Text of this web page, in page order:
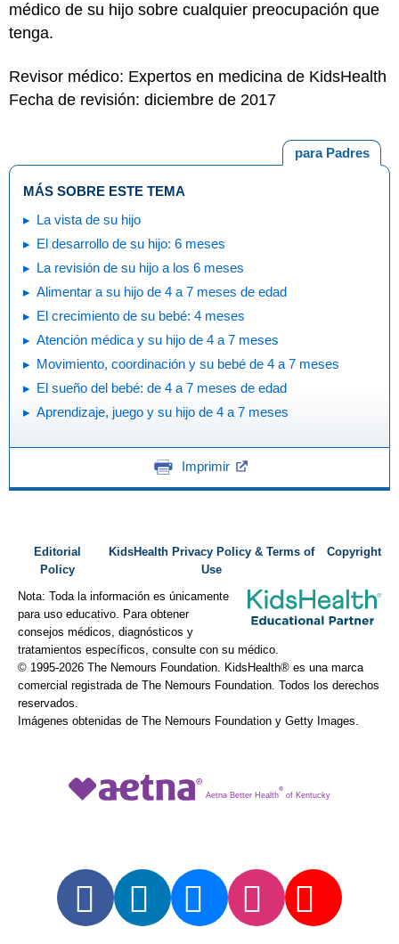
médico de su hijo sobre cualquier preocupación que
tenga.
Revisor médico: Expertos en medicina de KidsHealth
Fecha de revisión: diciembre de 2017
para Padres
MÁS SOBRE ESTE TEMA
La vista de su hijo
El desarrollo de su hijo: 6 meses
La revisión de su hijo a los 6 meses
Alimentar a su hijo de 4 a 7 meses de edad
El crecimiento de su bebé: 4 meses
Atención médica y su hijo de 4 a 7 meses
Movimiento, coordinación y su bebé de 4 a 7 meses
El sueño del bebé: de 4 a 7 meses de edad
Aprendizaje, juego y su hijo de 4 a 7 meses
Imprimir
Editorial
Policy
KidsHealth Privacy Policy & Terms of
Use
Copyright
Nota: Toda la información es únicamente
para uso educativo. Para obtener
consejos médicos, diagnósticos y
tratamientos específicos, consulte con su médico.
© 1995-2026 The Nemours Foundation. KidsHealth® es una marca
comercial registrada de The Nemours Foundation. Todos los derechos
reservados.
Imágenes obtenidas de The Nemours Foundation y Getty Images.
Aetna Better Health
®
of Kentucky